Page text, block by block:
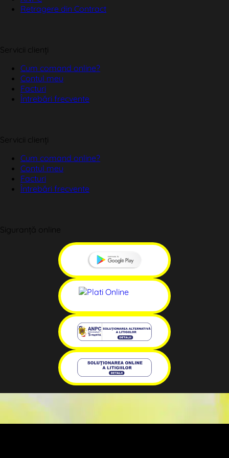
Retragere din Contract
Servicii clienți
Cum comand online?
Contul meu
Facturi
Întrebări frecvente
Servicii clienți
Cum comand online?
Contul meu
Facturi
Întrebări frecvente
Siguranță online